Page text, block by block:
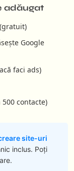
adăugat
Google
faci ads)
contacte)
site-uri
inclus. Poți